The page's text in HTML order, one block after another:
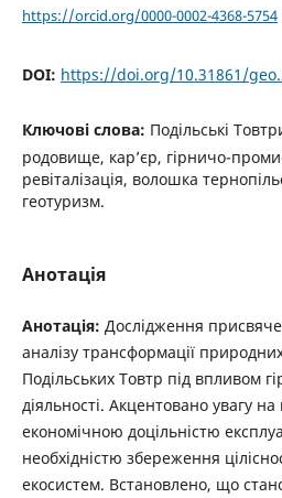
https://orcid.org/0000-0002-4368-5754
DOI: https://doi.org/10.31861/
Ключові слова: Подільські
родовище, кар’єр, гірничо-
ревіталізація, волошка
геотуризм.
Анотація
Анотація: Дослідження
аналізу трансформації
Подільських Товтр під впливом
діяльності. Акцентовано увагу
економічною доцільністю
необхідністю збереження
екосистем. Встановлено, що